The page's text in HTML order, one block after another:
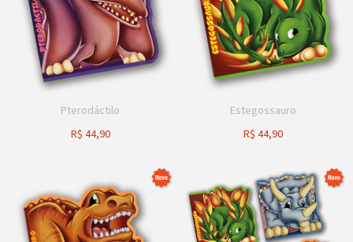
Pterodáctilo
R$ 44,90
Estegossauro
R$ 44,90